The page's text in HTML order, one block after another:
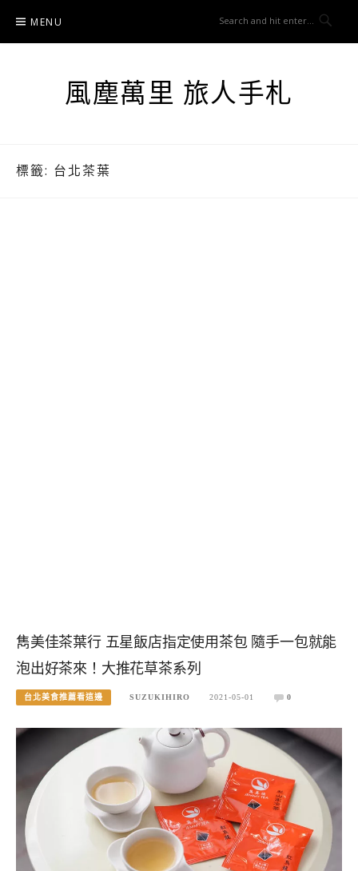
content
MENU
風塵萬里 旅人手札
標籤: 台北茶葉
雋美佳茶葉行 五星飯店指定使用茶包 隨手一包就能
泡出好茶來！大推花草茶系列
台北美食推薦看這邊 SUZUKIHIRO 2021-05-01 0